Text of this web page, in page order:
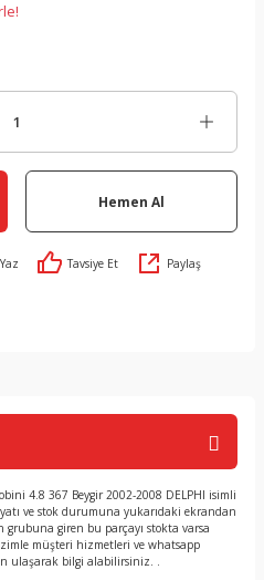
Hemen Al
Tavsiye Et Paylaş
4.8 367 Beygir 2002-2008 DELPHI isimli
ve stok durumuna yukarıdaki ekrandan
giren bu parçayı stokta varsa
müşteri hizmetleri ve whatsapp
ulaşarak bilgi alabilirsiniz. .